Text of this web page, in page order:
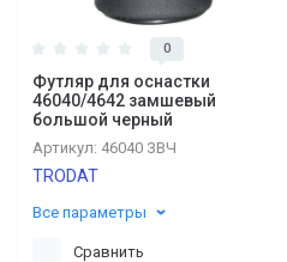
0
Футляр для оснастки
46040/4642 замшевый
большой черный
Артикул: 46040 ЗВЧ
TRODAT
Все параметры
Сравнить